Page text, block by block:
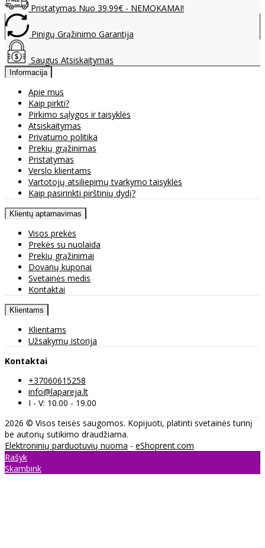
Pristatymas Nuo 39.99€ - NEMOKAMAI!
Pinigų Grąžinimo Garantija
Saugus Atsiskaitymas
Informacija
Apie mus
Kaip pirkti?
Pirkimo sąlygos ir taisyklės
Atsiskaitymas
Privatumo politika
Prekių grąžinimas
Pristatymas
Verslo klientams
Vartotojų atsiliepimų tvarkymo taisyklės
Kaip pasirinkti pirštinių dydį?
Klientų aptarnavimas
Visos prekės
Prekės su nuolaida
Prekių grąžinimai
Dovanų kuponai
Svetainės medis
Kontaktai
Klientams
Klientams
Užsakymų istorija
Kontaktai
+37060615258
info@lapareja.lt
I - V: 10.00 - 19.00
2026 © Visos teisės saugomos. Kopijuoti, platinti svetainės turinį
be autorių sutikimo draudžiama.
Elektroninių parduotuvių nuoma - eShoprent.com
Rašyk
Skambink